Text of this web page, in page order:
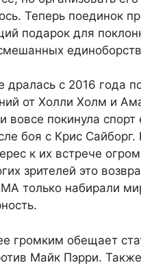
Теперь поединок
подарок для
дралась с 2016 года
от Холли Холм и
вовсе покинула
боя с Крис
к их встрече
зрителей это
только набирали
громким обещает
Майк Пэрри.